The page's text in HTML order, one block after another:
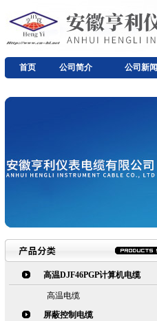
首页 公司简介 公司新闻
高温DJF46PGP计算机电缆
高温电缆
屏蔽控制电缆